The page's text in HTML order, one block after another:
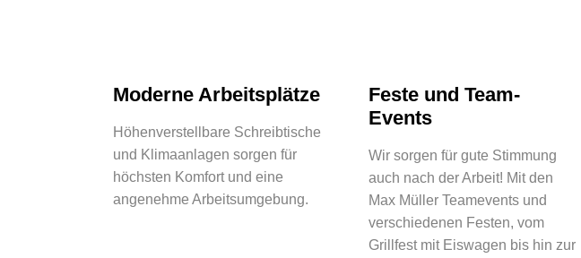
Moderne Arbeitsplätze
Höhenverstellbare Schreibtische
und Klimaanlagen sorgen für
höchsten Komfort und eine
angenehme Arbeitsumgebung.
Feste und Team-
Events
Wir sorgen für gute Stimmung
auch nach der Arbeit! Mit den
Max Müller Teamevents und
verschiedenen Festen, vom
Grillfest mit Eiswagen bis hin zur